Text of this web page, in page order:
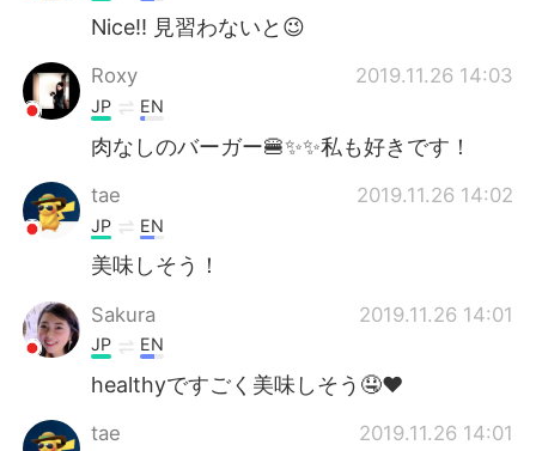
Nice!! 見習わないと😉
Roxy 2019.11.26 14:03
JP EN
肉なしのバーガー🍔✨✨私も好きです！
tae 2019.11.26 14:02
JP EN
美味しそう！
Sakura 2019.11.26 14:01
JP EN
healthyですごく美味しそう🤤❤️
tae 2019.11.26 14:01